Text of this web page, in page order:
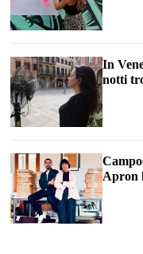
In
notti
Apron